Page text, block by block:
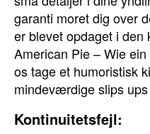
garanti moret dig over
er blevet opdaget i den
American Pie – Wie
os tage et humoristisk
mindeværdige slips
Kontinuitetsfejl: